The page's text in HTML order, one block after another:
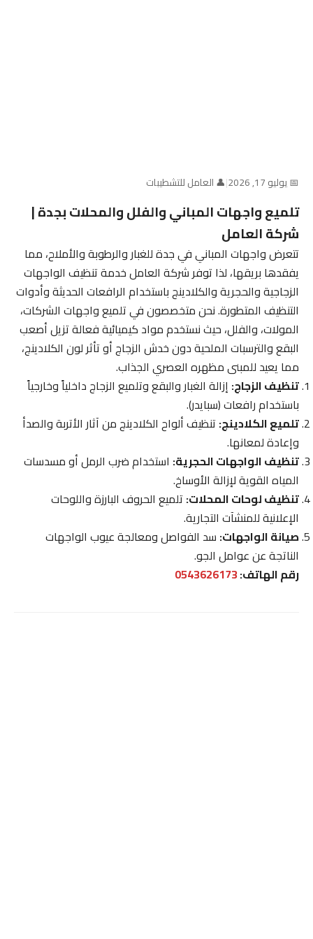
📅 يوليو 17, 2026 |👤 العامل للتشطيبات
تلميع واجهات المباني والفلل والمحلات بجدة |
شركة العامل
تتعرض واجهات المباني في جدة للغبار والرطوبة والأملاح، مما
يفقدها بريقها، لذا توفر شركة العامل خدمة تنظيف الواجهات
الزجاجية والحجرية والكلادينج باستخدام الرافعات الحديثة وأدوات
التنظيف المتطورة. نحن متخصصون في تلميع واجهات الشركات،
المولات، والفلل، حيث نستخدم مواد كيميائية فعالة تزيل أصعب
البقع والترسبات الملحية دون خدش الزجاج أو تأثر لون الكلادينج،
مما يعيد للمبنى مظهره العصري الجذاب.
تنظيف الزجاج:إزالة الغبار والبقع وتلميع الزجاج داخلياً وخارجياً
باستخدام رافعات (سبايدر).
تلميع الكلادينج:تنظيف ألواح الكلادينج من آثار الأتربة والصدأ
وإعادة لمعانها.
تنظيف الواجهات الحجرية:استخدام ضرب الرمل أو مسدسات
المياه القوية لإزالة الأوساخ.
تنظيف لوحات المحلات:تلميع الحروف البارزة واللوحات
الإعلانية للمنشآت التجارية.
صيانة الواجهات:سد الفواصل ومعالجة عيوب الواجهات
الناتجة عن عوامل الجو.
رقم الهاتف:0543626173